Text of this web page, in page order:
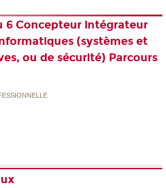
6 Concepteur intégrateur
(systèmes et
ou de sécurité) Parcours